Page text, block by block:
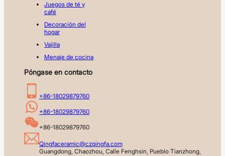
Juegos de té y
café
Decoración del
hogar
Vajilla
Menaje de cocina
Póngase en contacto
+86-18029879760
+86-18029879760
+86-18029879760
Qingfaceramic@czqingfa.com
Guangdong, Chaozhou, Calle Fenghsin, Pueblo Tianzhong,